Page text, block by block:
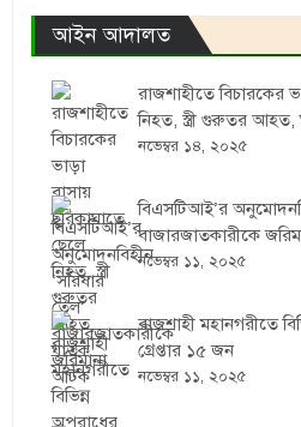
আইন আদালত
রাজশাহীতে বিচারকের
নিহত, স্ত্রী গুরুতর
নভেম্বর ১৪, ২০২৫
বিএসটিআই’র
বাজারজাতকারীকে
নভেম্বর ১১, ২০২৫
রাজশাহী মহানগরীতে
গ্রেপ্তার ১৫ জন
নভেম্বর ১১, ২০২৫